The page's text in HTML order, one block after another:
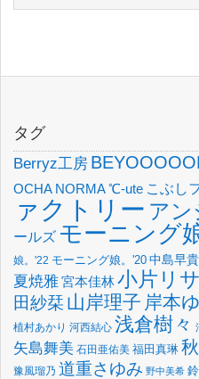
タグ
Berryz工房
OCHA NORMA℃-ute こぶし
ァクトリー アン
ールズ モーニング
娘。'22 モーニング娘。'20 中島早貴
夏焼雅宮本佳林小片リサ
田紗栞 山岸理子 岸本
植村あかり 河西結心 浅倉樹々
矢島舞美 石田亜佑美 福田真琳
豫風瑠乃 道重さゆみ 野中美希